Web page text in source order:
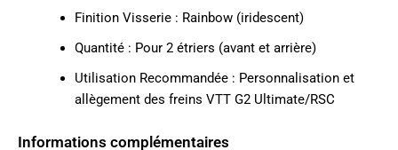
Finition Visserie : Rainbow (iridescent)
Quantité : Pour 2 étriers (avant et arrière)
Utilisation Recommandée : Personnalisation et
allègement des freins VTT G2 Ultimate/RSC
Informations complémentaires